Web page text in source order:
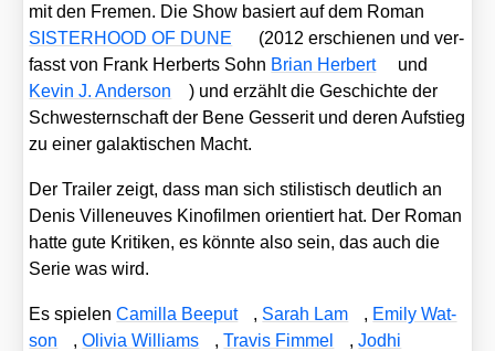
mit den Fre­men. Die Show basiert auf dem Roman
SISTERHOOD OF DUNE
(2012 erschie­nen und ver­
fasst von Frank Her­berts Sohn Bri­an Her­bert
und
Kevin J. Ander­son
) und erzählt die Geschich­te der
Schwes­tern­schaft der Bene Ges­se­rit und deren Auf­stieg
zu einer galak­ti­schen Macht.
Der Trai­ler zeigt, dass man sich sti­lis­tisch deut­lich an
Denis Ville­neu­ves Kino­fil­men ori­en­tiert hat. Der Roman
hat­te gute Kri­ti­ken, es könn­te also sein, das auch die
Serie was wird.
Es spie­lenCamil­la Bee­put , Sarah Lam , Emi­ly Wat­
son
,Oli­via Wil­liams ,Tra­vis Fim­mel ,Jodhi